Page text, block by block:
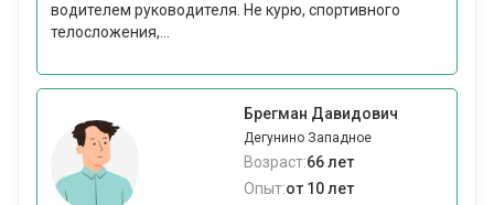
водителем руководителя. Не курю, спортивного
телосложения,...
Брегман Давидович
Дегунино Западное
Возраст:66 лет
Опыт:от 10 лет